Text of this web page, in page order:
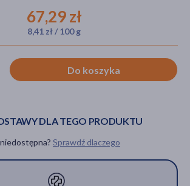
67,29 zł
8,41 zł / 100 g
Do koszyka
DLA TEGO PRODUKTU
Sprawdź dlaczego